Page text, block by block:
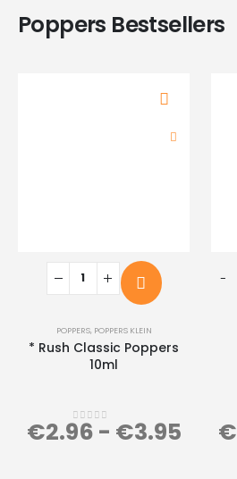
Poppers Bestsellers
POPPERS, POPPERS KLEIN
* Rush Classic Poppers
10ml
0 out of 5
€2.96 - €3.95 €
-